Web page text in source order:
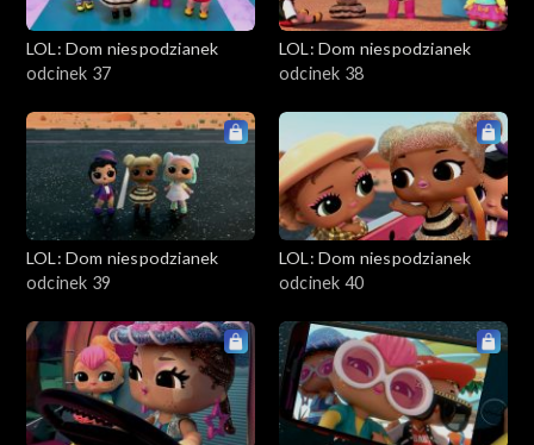
LOL: Dom niespodzianek
odcinek 37
LOL: Dom niespodzianek
odcinek 38
LOL: Dom niespodzianek
odcinek 39
LOL: Dom niespodzianek
odcinek 40